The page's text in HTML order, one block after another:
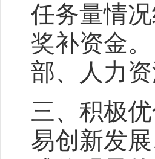
任务量情
奖补资金
部、人力
三、积极
易创新发